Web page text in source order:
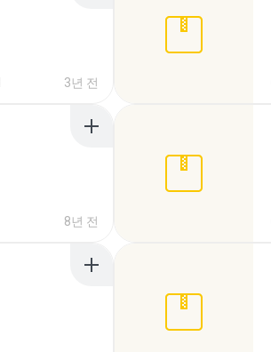
3년 전
8년 전